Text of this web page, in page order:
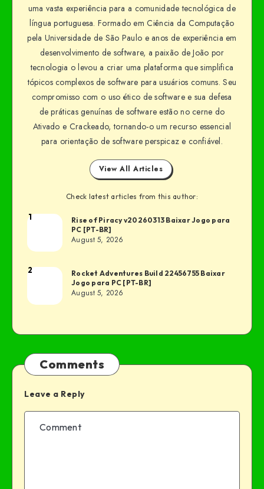
uma vasta experiência para a comunidade tecnológica de
língua portuguesa. Formado em Ciência da Computação
pela Universidade de São Paulo e anos de experiência em
desenvolvimento de software, a paixão de João por
tecnologia o levou a criar uma plataforma que simplifica
tópicos complexos de software para usuários comuns. Seu
compromisso com o uso ético de software e sua defesa
de práticas genuínas de software estão no cerne do
Ativado e Crackeado, tornando-o um recurso essencial
para orientação de software perspicaz e confiável.
View All Articles
Check latest articles from this author:
1
Rise of Piracy v20260313 Baixar Jogo para
PC [PT-BR]
August 5, 2026
2
Rocket Adventures Build 22456755 Baixar
Jogo para PC [PT-BR]
August 5, 2026
Comments
Leave a Reply